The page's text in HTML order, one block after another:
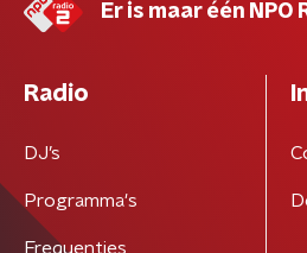
Er is maar één NPO
Radio
DJ’s
Programma's
Frequenties